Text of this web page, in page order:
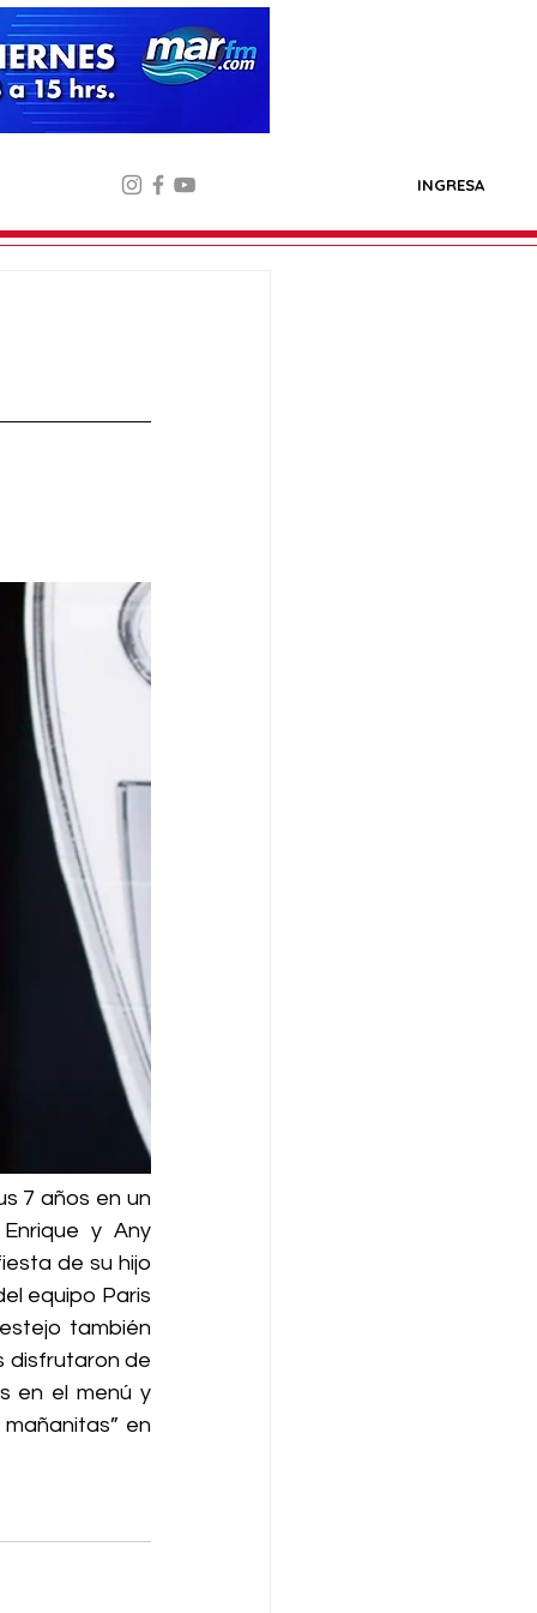
INGRESA
7 años en un
y Any
de su hijo
equipo Paris
también
disfrutaron de
en el menú y
en